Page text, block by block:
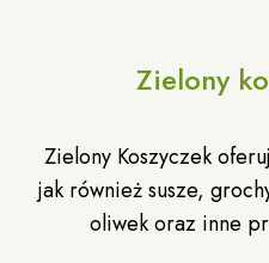
Zielony
Zielony Koszyczek
jak również susze,
oliwek oraz inne